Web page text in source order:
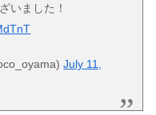
いました！
July 11,